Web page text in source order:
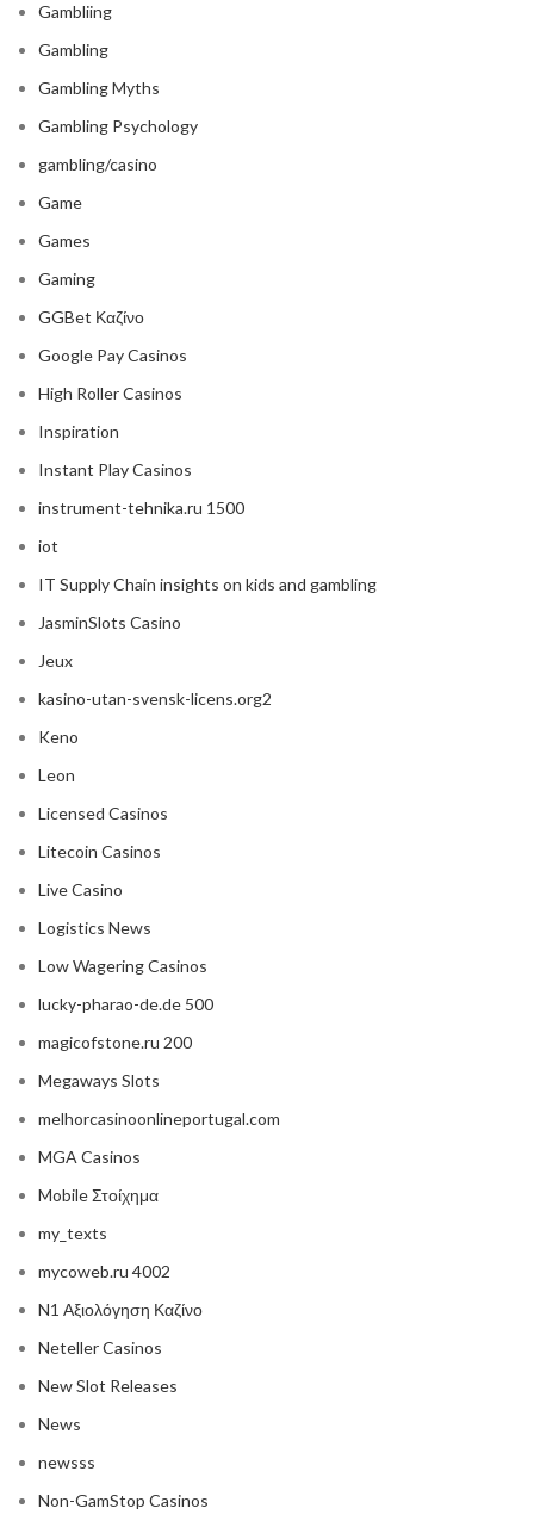
Gambliing
Gambling
Gambling Myths
Gambling Psychology
gambling/casino
Game
Games
Gaming
GGBet Καζίνο
Google Pay Casinos
High Roller Casinos
Inspiration
Instant Play Casinos
instrument-tehnika.ru 1500
iot
IT Supply Chain insights on kids and gambling
JasminSlots Casino
Jeux
kasino-utan-svensk-licens.org2
Keno
Leon
Licensed Casinos
Litecoin Casinos
Live Casino
Logistics News
Low Wagering Casinos
lucky-pharao-de.de 500
magicofstone.ru 200
Megaways Slots
melhorcasinoonlineportugal.com
MGA Casinos
Mobile Στοίχημα
my_texts
mycoweb.ru 4002
N1 Αξιολόγηση Καζίνο
Neteller Casinos
New Slot Releases
News
newsss
Non-GamStop Casinos